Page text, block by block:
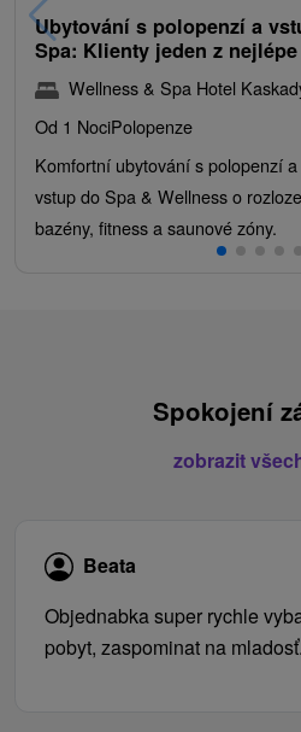
Ubytování s polopenzí a
Spa: Klienty jeden z
Wellness & Spa Hotel
Od 1 NociPolopenze
Komfortní ubytování s polopenzí
vstup do Spa & Wellness o
bazény, fitness a saunové zóny.
Spokojení
zobrazit
Beata
Objednabka super rychle
pobyt, zaspominat na mladosť.